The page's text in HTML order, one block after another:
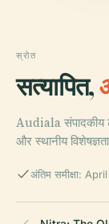
स्रोत
सत्यापित,
Audiala संपादकीय
और स्थानीय
अंतिम समीक्षा: